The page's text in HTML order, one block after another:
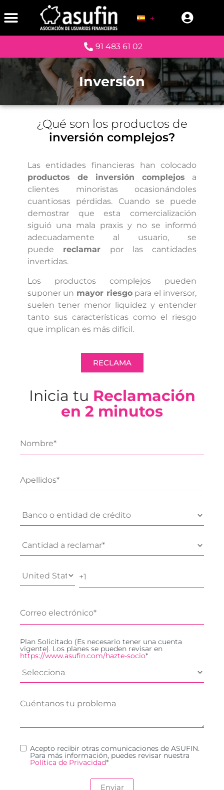
91 483 61 02
Inversión
¿Qué son los productos de
inversión complejos?
Las entidades financieras han colocado
productos de inversión complejos a
clientes minoristas ocasionándoles
cuantiosas pérdidas. Cuando se puede
demostrar que esta comercialización
siguió una mala praxis y no se informó
adecuadamente al usuario, se
puede reclamar por las cantidades
invertidas.
Los productos complejos pueden
suponer un mayor riesgopara el inversor,
suelen tener menor liquidez y entender
tanto sus características como el riesgo
que implican es más difícil.
RECLAMA
Inicia tu Reclamación
en 2 minutos
Plan Solicitado (Es necesario tener una cuenta
vigente). Los planes se pueden revisar en
https://www.asufin.com/hazte-socio*
Acepto recibir otras comunicaciones de ASUFIN.
Para más información, puedes revisar nuestra
Política de Privacidad*